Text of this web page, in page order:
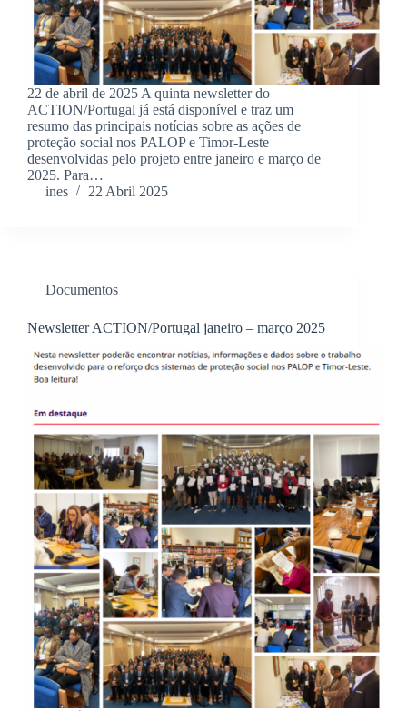
22 de abril de 2025 A quinta newsletter do
ACTION/Portugal já está disponível e traz um
resumo das principais notícias sobre as ações de
proteção social nos PALOP e Timor-Leste
desenvolvidas pelo projeto entre janeiro e março de
2025. Para…
ines
22 Abril 2025
Documentos
Newsletter ACTION/Portugal janeiro – março 2025